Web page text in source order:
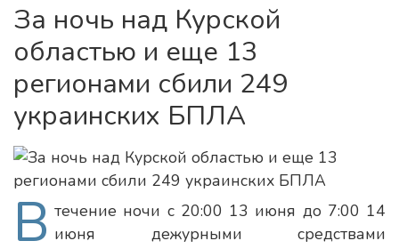
За ночь над Курской
областью и еще 13
регионами сбили 249
украинских БПЛА
В течение ночи с 20:00 13 июня до 7:00 14
июня дежурными средствами